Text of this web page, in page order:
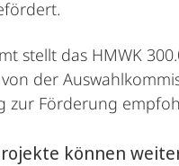
stellt das HMWK
der
zur Förderung
können